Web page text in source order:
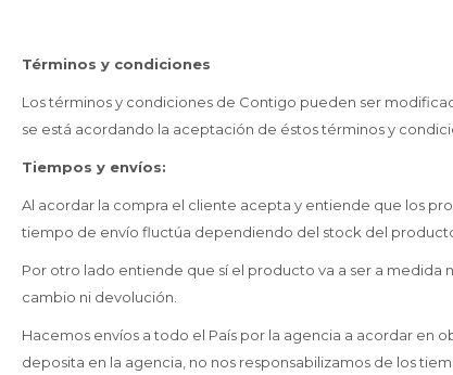
Términos y condiciones
Los términos y condiciones de Contigo pueden ser
se está acordando la aceptación de éstos términos y
Tiempos y envíos:
Al acordar la compra el cliente acepta y entiende que los
tiempo de envío fluctúa dependiendo del stock del
Por otro lado entiende que sí el producto va a ser a
cambio ni devolución.
Hacemos envíos a todo el País por la agencia a acordar en
deposita en la agencia, no nos responsabilizamos de los